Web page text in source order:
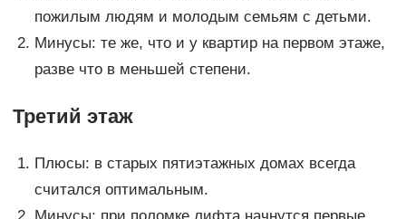
пожилым людям и молодым семьям с детьми.
Минусы: те же, что и у квартир на первом этаже,
разве что в меньшей степени.
Третий этаж
Плюсы: в старых пятиэтажных домах всегда
считался оптимальным.